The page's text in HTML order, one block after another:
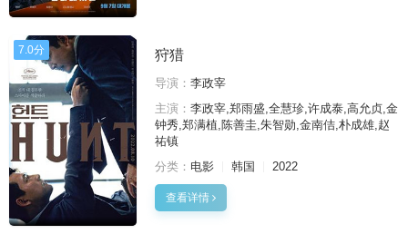
7.0分 狩猎
导演： 李政宰
主演： 李政宰,郑雨盛,全慧珍,许成泰,高允贞,金
钟秀,郑满植,陈善圭,朱智勋,金南佶,朴成雄,赵
祐镇
分类： 电影 韩国 2022
查看详情